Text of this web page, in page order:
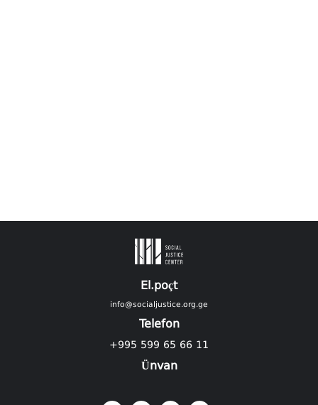
El.poçt
info@socialjustice.org.ge
Telefon
+995 599 65 66 11
Ünvan